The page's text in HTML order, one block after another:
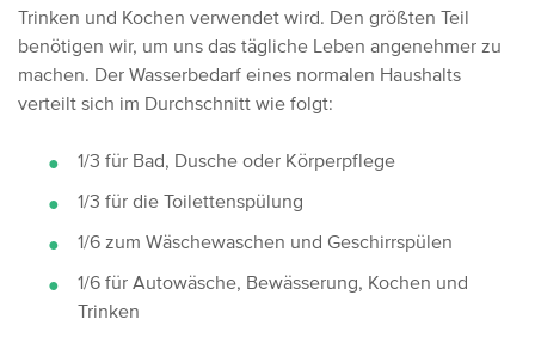
Trinken und Kochen verwendet wird. Den größten Teil
benötigen wir, um uns das tägliche Leben angenehmer zu
machen. Der Wasserbedarf eines normalen Haushalts
verteilt sich im Durchschnitt wie folgt:
1/3 für Bad, Dusche oder Körperpflege
1/3 für die Toilettenspülung
1/6 zum Wäschewaschen und Geschirrspülen
1/6 für Autowäsche, Bewässerung, Kochen und
Trinken